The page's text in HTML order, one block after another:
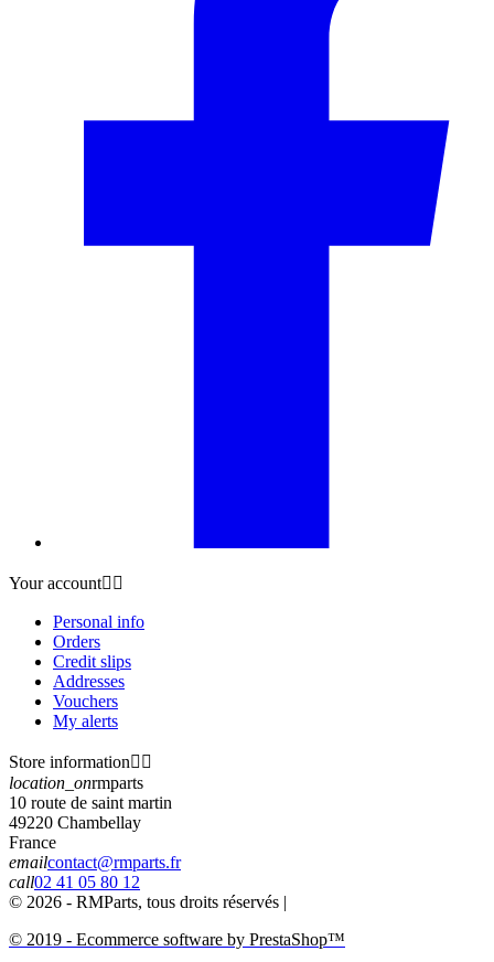
Your account 
Personal info
Orders
Credit slips
Addresses
Vouchers
My alerts
Store information 
location_onrmparts
10 route de saint martin
49220 Chambellay
France
emailcontact@rmparts.fr
call02 41 05 80 12
© 2026 - RMParts, tous droits réservés |
© 2019 - Ecommerce software by PrestaShop™